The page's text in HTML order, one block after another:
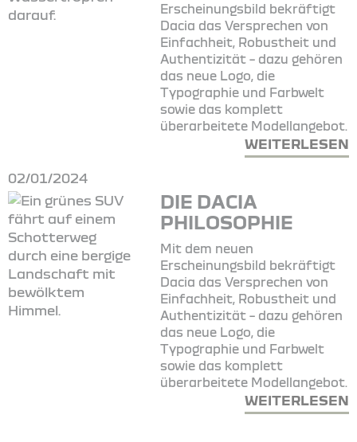
Erscheinungsbild bekräftigt
Dacia das Versprechen von
Einfachheit, Robustheit und
Authentizität – dazu gehören
das neue Logo, die
Typographie und Farbwelt
sowie das komplett
überarbeitete Modellangebot.
WEITERLESEN
02/01/2024
DIE DACIA
PHILOSOPHIE
Mit dem neuen
Erscheinungsbild bekräftigt
Dacia das Versprechen von
Einfachheit, Robustheit und
Authentizität – dazu gehören
das neue Logo, die
Typographie und Farbwelt
sowie das komplett
überarbeitete Modellangebot.
WEITERLESEN